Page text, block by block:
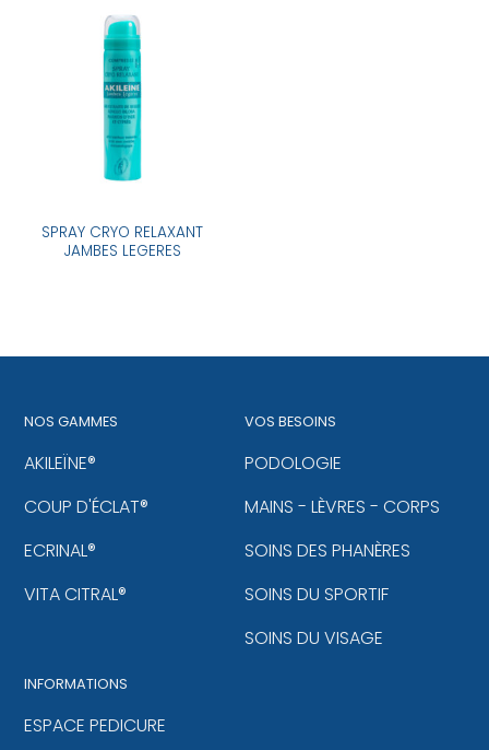
SPRAY CRYO RELAXANT
JAMBES LEGERES
NOS GAMMES
AKILEÏNE®
COUP D'ÉCLAT®
ECRINAL®
VITA CITRAL®
VOS BESOINS
PODOLOGIE
MAINS - LÈVRES - CORPS
SOINS DES PHANÈRES
SOINS DU SPORTIF
SOINS DU VISAGE
INFORMATIONS
ESPACE PEDICURE